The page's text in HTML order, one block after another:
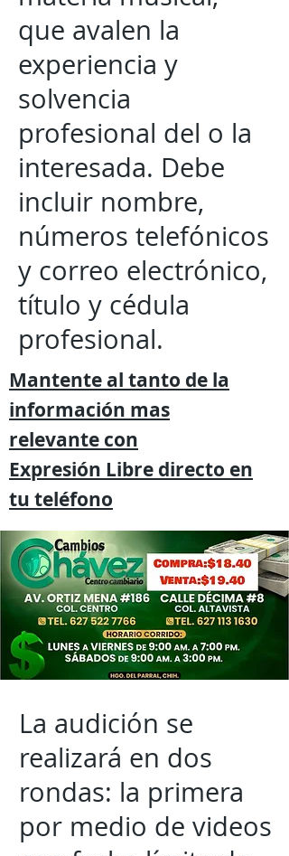
que avalen la
experiencia y
solvencia
profesional del o la
interesada. Debe
incluir nombre,
números telefónicos
y correo electrónico,
título y cédula
profesional.
Mantente al tanto de la
información mas
relevante con
Expresión Libre directo en
tu teléfono
La audición se
realizará en dos
rondas: la primera
por medio de videos